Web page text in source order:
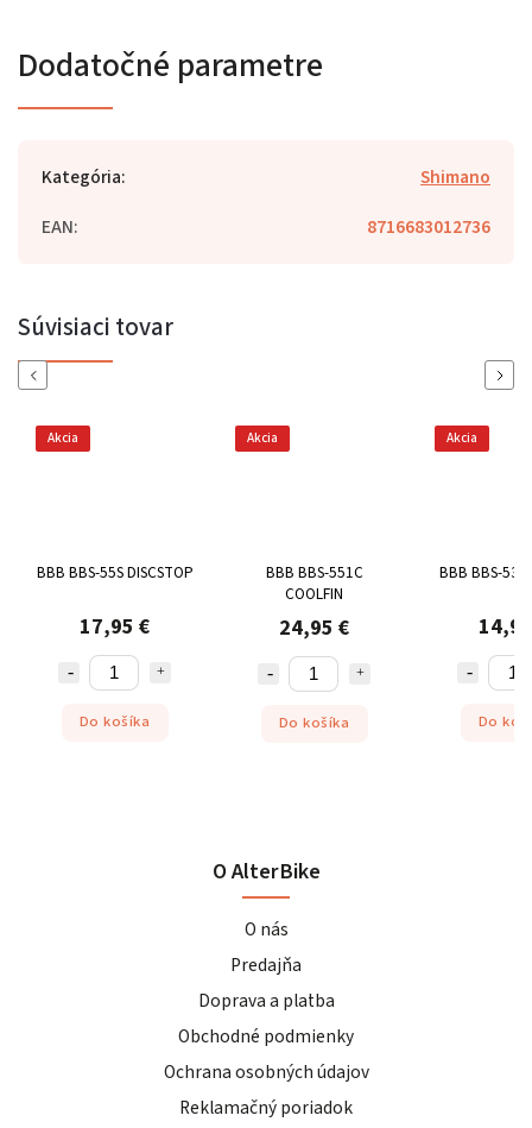
Dodatočné parametre
Kategória:
Shimano
EAN: 8716683012736
Súvisiaci tovar
Previous
Akcia
BBB BBS-55S DISCSTOP
17,95 €
Do košíka
Akcia
BBB BBS-551C
COOLFIN
24,95 €
Do košíka
Akcia
BBB BBS-53
Do
Next
O AlterBike
O nás
Predajňa
Doprava a platba
Obchodné podmienky
Ochrana osobných údajov
Reklamačný poriadok